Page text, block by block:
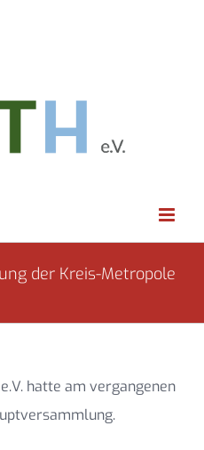
der Kreis-Metropole
hatte am vergangenen